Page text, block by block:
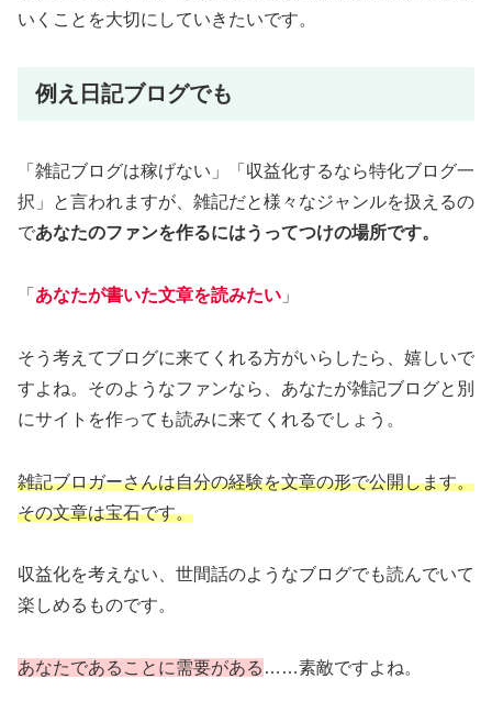
いくことを大切にしていきたいです。
例え日記ブログでも
「雑記ブログは稼げない」「収益化するなら特化ブログ一
択」と言われますが、雑記だと様々なジャンルを扱えるの
であなたのファンを作るにはうってつけの場所です。
「 あなたが書いた文章を読みたい 」
そう考えてブログに来てくれる方がいらしたら、嬉しいで
すよね。そのようなファンなら、あなたが雑記ブログと別
にサイトを作っても読みに来てくれるでしょう。
雑記ブロガーさんは自分の経験を文章の形で公開します。
その文章は宝石です。
収益化を考えない、世間話のようなブログでも読んでいて
楽しめるものです。
あなたであることに需要がある ……素敵ですよね。